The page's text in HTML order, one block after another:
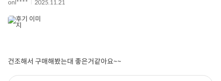
onl****
2025.11.21
건조해서 구매해봤는대 좋은거같아요~~